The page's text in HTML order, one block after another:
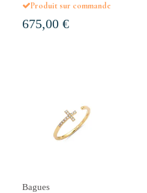
Produit sur commande
675,00 €
Bagues